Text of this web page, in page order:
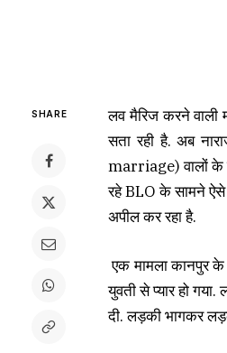
SHARE
लव मैरिज करने वाली
सता रही है. अब
marriage) वालों के
रहे BLO के सामने ऐसे
अपील कर रहा है.
एक मामला कानपुर
युवती से प्यार हो
दी. लड़की भागकर